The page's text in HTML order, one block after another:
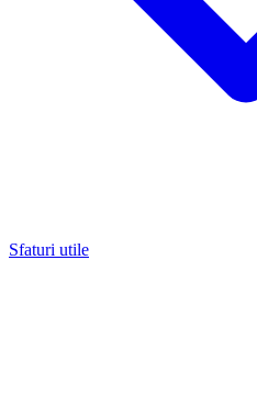
Sfaturi utile